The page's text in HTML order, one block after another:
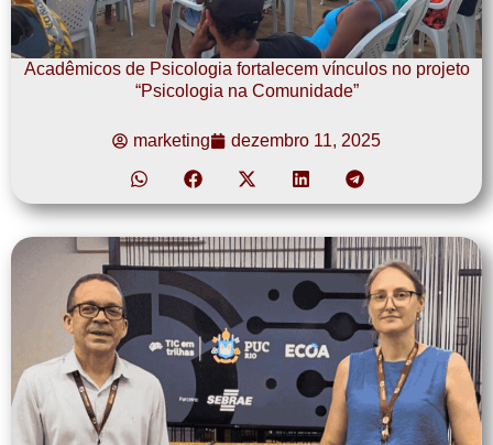
Acadêmicos de Psicologia fortalecem vínculos no projeto
“Psicologia na Comunidade”
marketing dezembro 11, 2025